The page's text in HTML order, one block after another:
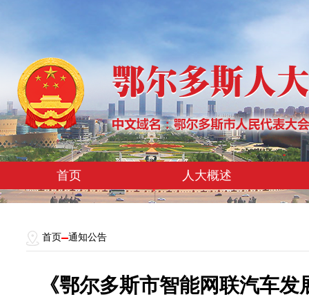
首页 人大概述
首页 通知公告
《鄂尔多斯市智能网联汽车